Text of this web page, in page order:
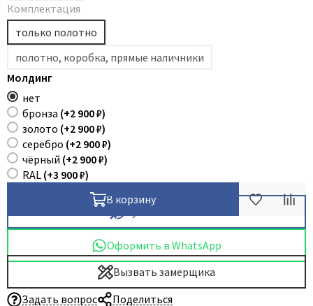
Dircode
Eclisse
El Porta
Fantom
Fimet
Fratelli Cattini
Fuaro
GlassTur
Griffwerk
Krona Koblenz
Komfort Doors
Комплектация
только полотно
полотно, коробка, прямые наличники
Молдинг
нет
бронза (+2 900 ₽)
золото (+2 900 ₽)
серебро (+2 900 ₽)
чёрный (+2 900 ₽)
RAL (+3 900 ₽)
В корзину
Оформить в WhatsApp
Вызвать замерщика
Задать вопрос
Поделиться